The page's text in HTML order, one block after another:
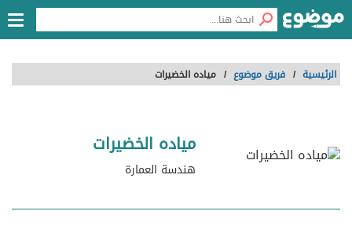
الرئيسية / فريق موضوع / مياده الخضيرات
مياده الخضيرات
هندسة العمارة